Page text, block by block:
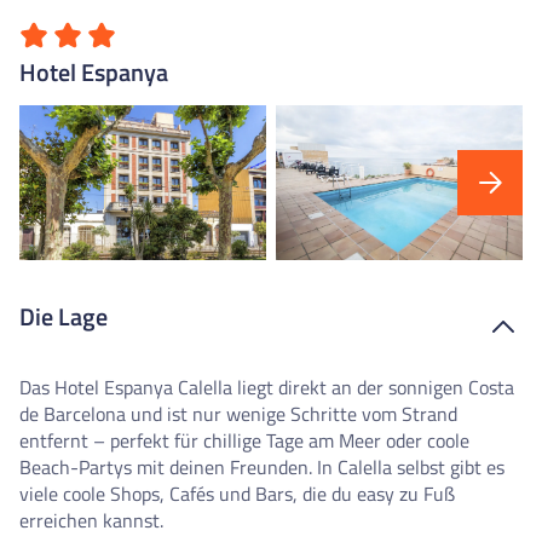
Hotel Espanya
Die Lage
Das Hotel Espanya Calella liegt direkt an der sonnigen Costa
de Barcelona und ist nur wenige Schritte vom Strand
entfernt – perfekt für chillige Tage am Meer oder coole
Beach-Partys mit deinen Freunden. In Calella selbst gibt es
viele coole Shops, Cafés und Bars, die du easy zu Fuß
erreichen kannst.